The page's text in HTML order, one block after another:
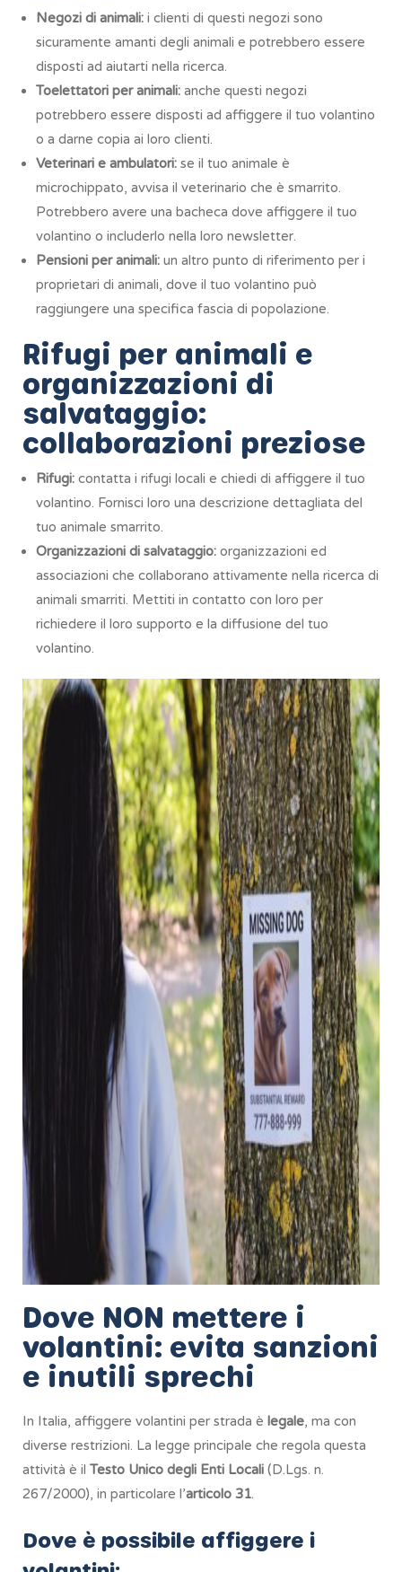
Negozi di animali: i clienti di questi negozi sono
sicuramente amanti degli animali e potrebbero essere
disposti ad aiutarti nella ricerca.
Toelettatori per animali: anche questi negozi
potrebbero essere disposti ad affiggere il tuo volantino
o a darne copia ai loro clienti.
Veterinari e ambulatori: se il tuo animale è
microchippato, avvisa il veterinario che è smarrito.
Potrebbero avere una bacheca dove affiggere il tuo
volantino o includerlo nella loro newsletter.
Pensioni per animali: un altro punto di riferimento per i
proprietari di animali, dove il tuo volantino può
raggiungere una specifica fascia di popolazione.
Rifugi per animali e
organizzazioni di
salvataggio:
collaborazioni preziose
Rifugi: contatta i rifugi locali e chiedi di affiggere il tuo
volantino. Fornisci loro una descrizione dettagliata del
tuo animale smarrito.
Organizzazioni di salvataggio: organizzazioni ed
associazioni che collaborano attivamente nella ricerca di
animali smarriti. Mettiti in contatto con loro per
richiedere il loro supporto e la diffusione del tuo
volantino.
Dove NON mettere i
volantini: evita sanzioni
e inutili sprechi
In Italia, affiggere volantini per strada è legale, ma con
diverse restrizioni. La legge principale che regola questa
attività è il Testo Unico degli Enti Locali (D.Lgs. n.
267/2000), in particolare l’articolo 31.
Dove è possibile affiggere i